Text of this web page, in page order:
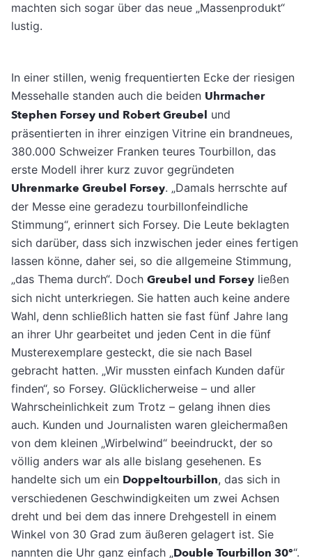
machten sich sogar über das neue „Massenprodukt“
lustig.
In einer stillen, wenig frequentierten Ecke der riesigen
Messehalle standen auch die beiden Uhrmacher
Stephen Forsey und Robert Greubel und
präsentierten in ihrer einzigen Vitrine ein brandneues,
380.000 Schweizer Franken teures Tourbillon, das
erste Modell ihrer kurz zuvor gegründeten
Uhrenmarke Greubel Forsey. „Damals herrschte auf
der Messe eine geradezu tourbillonfeindliche
Stimmung“, erinnert sich Forsey. Die Leute beklagten
sich darüber, dass sich inzwischen jeder eines fertigen
lassen könne, daher sei, so die allgemeine Stimmung,
„das Thema durch“. Doch Greubel und Forsey ließen
sich nicht unterkriegen. Sie hatten auch keine andere
Wahl, denn schließlich hatten sie fast fünf Jahre lang
an ihrer Uhr gearbeitet und jeden Cent in die fünf
Musterexemplare gesteckt, die sie nach Basel
gebracht hatten. „Wir mussten einfach Kunden dafür
finden“, so Forsey. Glücklicherweise – und aller
Wahrscheinlichkeit zum Trotz – gelang ihnen dies
auch. Kunden und Journalisten waren gleichermaßen
von dem kleinen „Wirbelwind“ beeindruckt, der so
völlig anders war als alle bislang gesehenen. Es
handelte sich um ein Doppeltourbillon, das sich in
verschiedenen Geschwindigkeiten um zwei Achsen
dreht und bei dem das innere Drehgestell in einem
Winkel von 30 Grad zum äußeren gelagert ist. Sie
nannten die Uhr ganz einfach „Double Tourbillon 30°“.